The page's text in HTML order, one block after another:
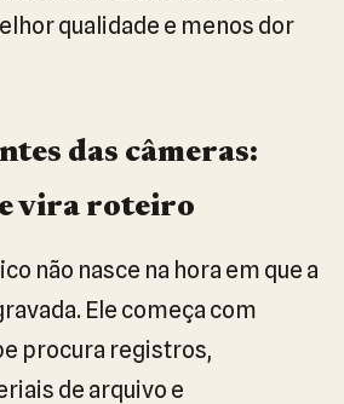
qualidade e menos dor
das câmeras:
vira roteiro
não nasce na hora em que a
Ele começa com
procura registros,
de arquivo e